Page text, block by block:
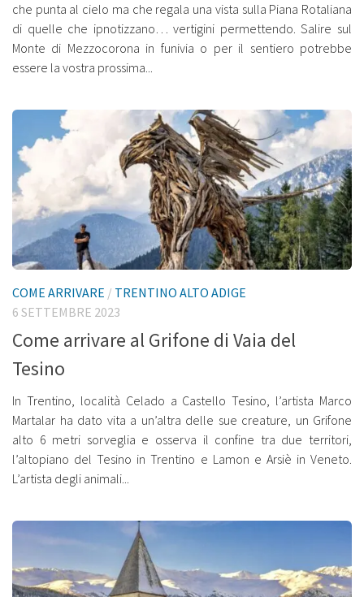
che punta al cielo ma che regala una vista sulla Piana Rotaliana
di quelle che ipnotizzano… vertigini permettendo. Salire sul
Monte di Mezzocorona in funivia o per il sentiero potrebbe
essere la vostra prossima...
COME ARRIVARE / TRENTINO ALTO ADIGE
6 SETTEMBRE 2023
Come arrivare al Grifone di Vaia del
Tesino
In Trentino, località Celado a Castello Tesino, l’artista Marco
Martalar ha dato vita a un’altra delle sue creature, un Grifone
alto 6 metri sorveglia e osserva il confine tra due territori,
l’altopiano del Tesino in Trentino e Lamon e Arsiè in Veneto.
L’artista degli animali...